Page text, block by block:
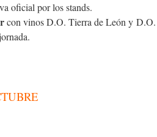
oficial por los stands.
con vinos D.O. Tierra de León y